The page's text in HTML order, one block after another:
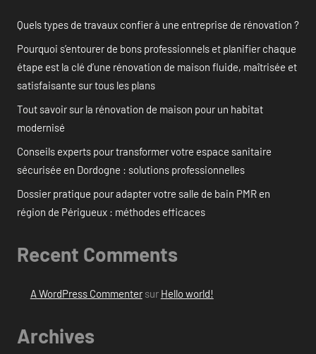
Quels types de travaux confier à une entreprise de rénovation ?
Pourquoi s’entourer de bons professionnels et planifier chaque
étape est la clé d’une rénovation de maison fluide, maîtrisée et
satisfaisante sur tous les plans
Tout savoir sur la rénovation de maison pour un habitat
modernisé
Conseils experts pour transformer votre espace sanitaire
sécurisée en Dordogne : solutions professionnelles
Dossier pratique pour adapter votre salle de bain PMR en
région de Périgueux : méthodes efficaces
Recent Comments
A WordPress Commentersur Hello world!
Archives